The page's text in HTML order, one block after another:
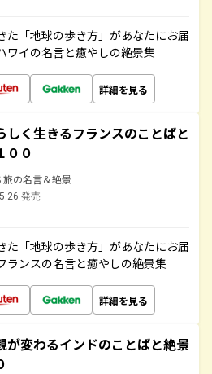
た「地球の歩き方」があなたにお届
ワイの名言と癒やしの絶景集
詳細を見る
しく生きるフランスのことばと
００
旅の名言＆絶景
発売
た「地球の歩き方」があなたにお届
ランスの名言と癒やしの絶景集
詳細を見る
が変わるインドのことばと絶景